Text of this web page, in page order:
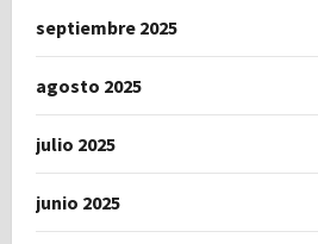
septiembre 2025
agosto 2025
julio 2025
junio 2025